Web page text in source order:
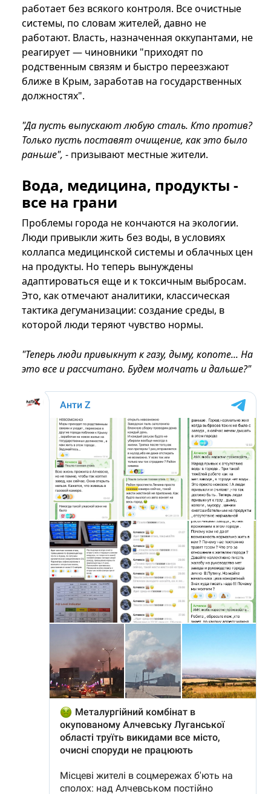
работает без всякого контроля. Все очистные
системы, по словам жителей, давно не
работают. Власть, назначенная оккупантами, не
реагирует — чиновники "приходят по
родственным связям и быстро переезжают
ближе в Крым, заработав на государственных
должностях".
"Да пусть выпускают любую сталь. Кто против?
Только пусть поставят очищение, как это было
раньше", - призывают местные жители.
Вода, медицина, продукты -
все на грани
Проблемы города не кончаются на экологии.
Люди привыкли жить без воды, в условиях
коллапса медицинской системы и облачных цен
на продукты. Но теперь вынуждены
адаптироваться еще и к токсичным выбросам.
Это, как отмечают аналитики, классическая
тактика дегуманизации: создание среды, в
которой люди теряют чувство нормы.
"Теперь люди привыкнут к газу, дыму, копоте... На
это все и рассчитано. Будем молчать и дальше?"